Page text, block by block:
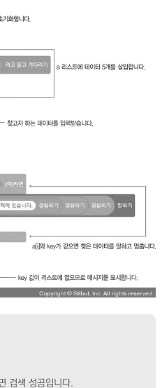
검색 성공입니다.